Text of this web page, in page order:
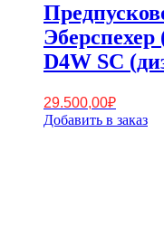
D4W SC
29.500,00₽
Добавить в заказ